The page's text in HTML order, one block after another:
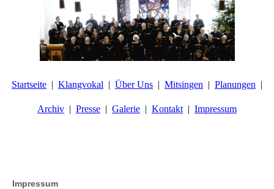
Startseite Klangvokal Über Uns Mitsingen Planungen
Archiv Presse Galerie Kontakt Impressum
Impressum